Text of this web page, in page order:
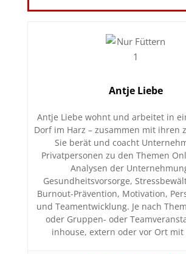
Antje Liebe
Antje Liebe wohnt und arbeitet in
Dorf im Harz – zusammen mit ihren
Sie berät und coacht
Privatpersonen zu den Themen
Analysen der
Gesundheitsvorsorge,
Burnout-Prävention, Motivation,
und Teamentwicklung. Je nach
oder Gruppen- oder
inhouse, extern oder vor Ort mit